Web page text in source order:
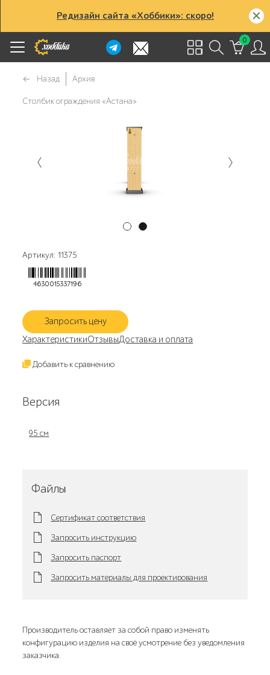
Редизайн сайта «Хоббики»: скоро!
0
Назад Архив
Столбик ограждения «Астана»
Артикул: 11375
4630015337196
Запросить цену
ХарактеристикиОтзывыДоставка и оплата
Добавить к сравнению
Версия
95 см
Файлы
Сертификат соответствия
Запросить инструкцию
Запросить паспорт
Запросить материалы для проектирования
Производитель оставляет за собой право изменять
конфигурацию изделия на своё усмотрение без уведомления
заказчика.